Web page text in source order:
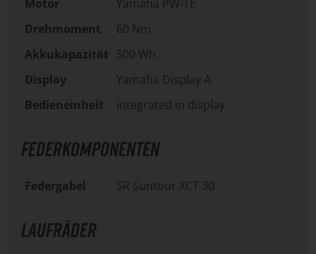
Motor
Yamaha PW-TE
Drehmoment
60 Nm
Akkukapazität
500 Wh
Display
Yamaha Display A
Bedieneinheit
integrated in display
FEDERKOMPONENTEN
Federgabel SR Suntour XCT 30
LAUFRÄDER